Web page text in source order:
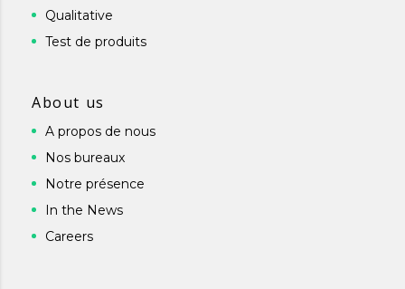
Qualitative
Test de produits
About us
A propos de nous
Nos bureaux
Notre présence
In the News
Careers